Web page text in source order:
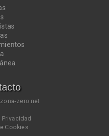
zero.net
Cookies